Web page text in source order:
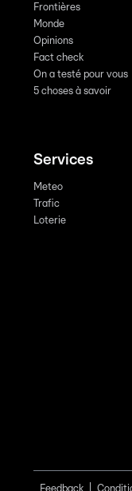
Frontières
Monde
Opinions
Fact check
On a testé pour vous
5 choses à savoir
Services
Meteo
Trafic
Loterie